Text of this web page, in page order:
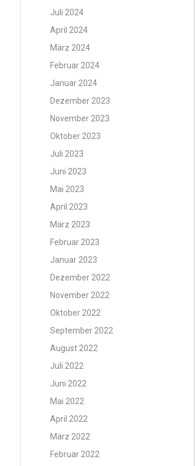
Juli 2024
April 2024
März 2024
Februar 2024
Januar 2024
Dezember 2023
November 2023
Oktober 2023
Juli 2023
Juni 2023
Mai 2023
April 2023
März 2023
Februar 2023
Januar 2023
Dezember 2022
November 2022
Oktober 2022
September 2022
August 2022
Juli 2022
Juni 2022
Mai 2022
April 2022
März 2022
Februar 2022